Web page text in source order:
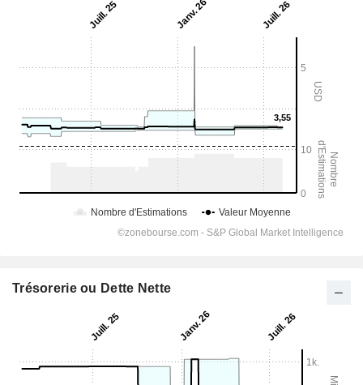
Trésorerie ou Dette Nette